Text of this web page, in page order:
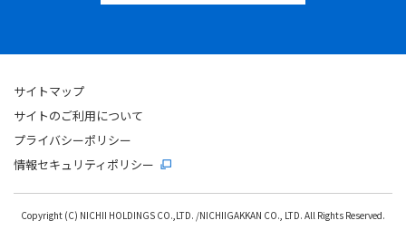
サイトマップ
サイトのご利用について
プライバシーポリシー
情報セキュリティポリシー
Copyright (C) NICHII HOLDINGS CO.,LTD. /NICHIIGAKKAN CO., LTD. All Rights Reserved.